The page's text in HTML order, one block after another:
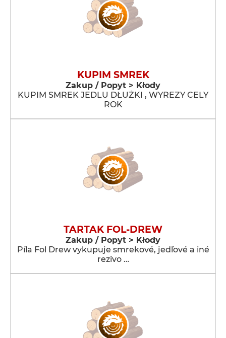
KUPIM SMREK
Zakup / Popyt > Kłody
KUPIM SMREK JEDLU DŁUŻKI , WYREZY CELY
ROK
TARTAK FOL-DREW
Zakup / Popyt > Kłody
Píla Fol Drew vykupuje smrekové, jedľové a iné
rezivo …